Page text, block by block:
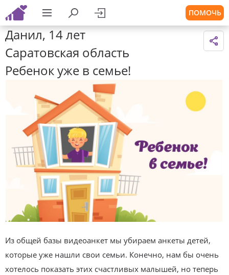
ПОМОЧЬ
Данил, 14 лет
Саратовская область
Ребенок уже в семье!
Из общей базы видеоанкет мы убираем анкеты детей,
которые уже нашли свои семьи. Конечно, нам бы очень
хотелось показать этих счастливых малышей, но теперь